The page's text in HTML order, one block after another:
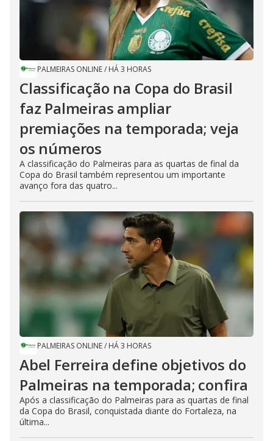
PALMEIRAS ONLINE/ HÁ 3 HORAS
Classificação na Copa do Brasil
faz Palmeiras ampliar
premiações na temporada; veja
os números
A classificação do Palmeiras para as quartas de final da
Copa do Brasil também representou um importante
avanço fora das quatro...
PALMEIRAS ONLINE/ HÁ 3 HORAS
Abel Ferreira define objetivos do
Palmeiras na temporada; confira
Após a classificação do Palmeiras para as quartas de final
da Copa do Brasil, conquistada diante do Fortaleza, na
última...